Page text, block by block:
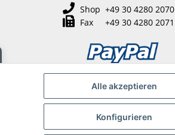
Alle akzeptieren
Konfigurieren
Shop +49 30 4280 2070
Fax +49 30 4280 2071